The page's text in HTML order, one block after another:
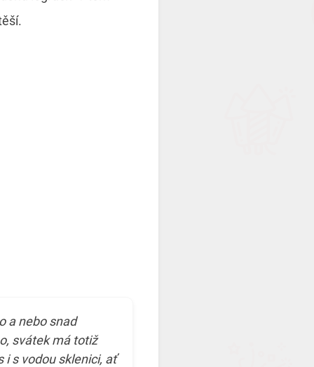
a nebo snad
svátek má totiž
i s vodou sklenici, ať